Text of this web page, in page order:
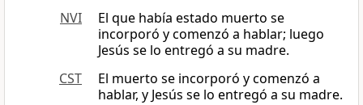
NVI
El que había estado muerto se
incorporó y comenzó a hablar; luego
Jesús se lo entregó a su madre.
CST
El muerto se incorporó y comenzó a
hablar, y Jesús se lo entregó a su madre.